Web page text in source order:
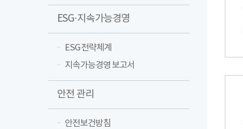
ESG·지속가능경영
ESG 전략체계
지속가능경영 보고서
안전 관리
안전보건방침